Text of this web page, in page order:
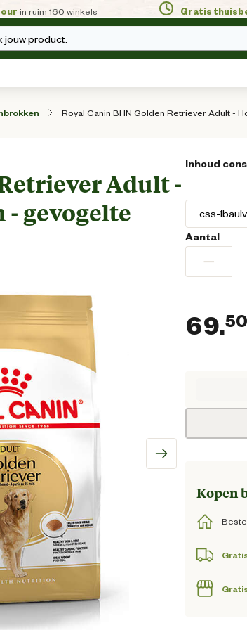
in ruim 160 winkels Gratis
jouw product.
Royal Canin BHN Golden Retriever Adult -
Adult -
- gevogelte
Inhoud
Aantal
−
69.50
Kopen